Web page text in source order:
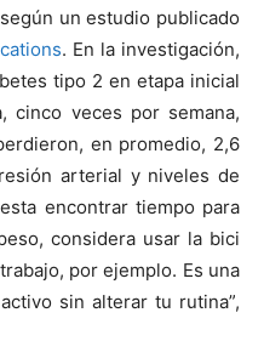
un estudio publicado
. En la investigación,
tipo 2 en etapa inicial
cinco veces por semana,
en promedio, 2,6
arterial y niveles de
encontrar tiempo para
considerausar la bici
por ejemplo. Es una
sin alterar tu rutina”,